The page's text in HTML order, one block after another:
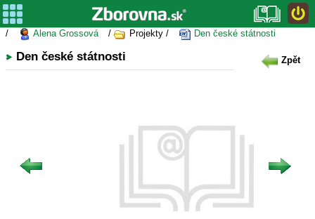
/ Alena Grossová / Projekty / Den české státnosti
Den české státnosti Zpět